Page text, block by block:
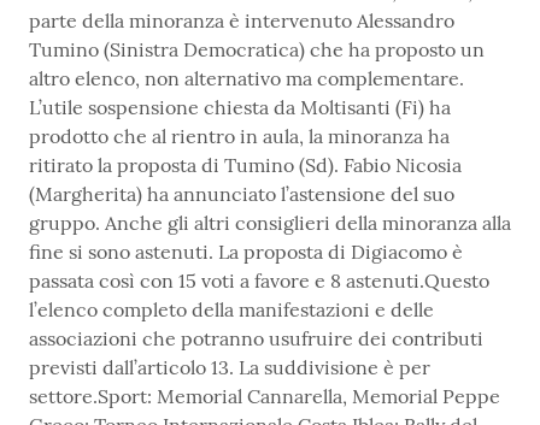
parte della minoranza è intervenuto Alessandro
Tumino (Sinistra Democratica) che ha proposto un
altro elenco, non alternativo ma complementare.
L’utile sospensione chiesta da Moltisanti (Fi) ha
prodotto che al rientro in aula, la minoranza ha
ritirato la proposta di Tumino (Sd). Fabio Nicosia
(Margherita) ha annunciato l’astensione del suo
gruppo. Anche gli altri consiglieri della minoranza alla
fine si sono astenuti. La proposta di Digiacomo è
passata così con 15 voti a favore e 8 astenuti.Questo
l’elenco completo della manifestazioni e delle
associazioni che potranno usufruire dei contributi
previsti dall’articolo 13. La suddivisione è per
settore.Sport: Memorial Cannarella, Memorial Peppe